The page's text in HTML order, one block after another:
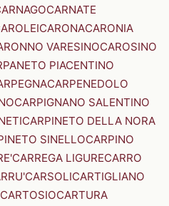
CARNATE
CARONACARONIA
VARESINOCAROSINO
PIACENTINO
CARPENEDOLO
CARPIGNANO SALENTINO
CARPINETO DELLA NORA
SINELLOCARPINO
CARREGA LIGURECARRO
CARSOLICARTIGLIANO
CARTOSIOCARTURA